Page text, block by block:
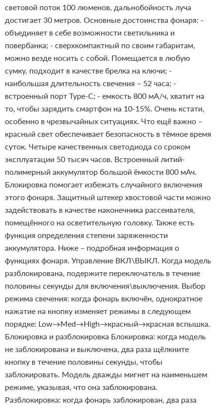
световой поток 100 люменов, дальнобойность луча
достигает 30 метров. Основные достоинства фонаря: -
объединяет в себе возможности светильника и
повербанка; - сверхкомпактный по своим габаритам,
можно везде носить с собой. Помещается в любую
сумку, подходит в качестве брелка на ключи; -
наибольшая длительность свечения – 52 часа; -
встроенный порт Type-C; - емкость 800 мА/ч, хватит на
то, чтобы зарядить смартфон на 10-15%. Очень кстати,
особенно в чрезвычайных ситуациях. Что ещё важно –
красный свет обеспечивает безопасность в тёмное время
суток. Четыре качественных светодиода со сроком
эксплуатации 50 тысяч часов. Встроенный литий-
полимерный аккумулятор большой ёмкости 800 мАч.
Блокировка помогает избежать случайного включения
этого фонаря. Защитный штекер хвостовой части можно
задействовать в качестве наконечника рассеивателя,
помещённого на осветительную головку. Также есть
функция определения степени заряженности
аккумулятора. Ниже – подробная информация о
функциях фонаря. Управление ВКЛ\ВЫКЛ. Когда модель
разблокирована, подержите переключатель в течение
половины секунды для включения\выключения. Выбор
режима свечения: когда фонарь включён, однократное
нажатие на кнопку изменяет режимы в следующем
порядке: Low→Med→High→красный→красная вспышка.
Блокировка и разблокировка Блокировка: когда модель
не заблокирована и выключена, два раза щёлкните
кнопку в течение половины секунды, чтобы
заблокировать. Модель дважды мигнет на наименьшем
режиме, указывая, что она заблокирована.
Разблокировка: когда фонарь заблокирован, два раза